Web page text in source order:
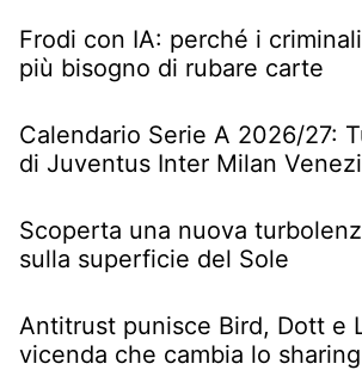
Frodi con IA: perché i
più bisogno di rubare carte
Calendario Serie A 2026/27:
di Juventus Inter Milan
Scoperta una nuova
sulla superficie del Sole
Antitrust punisce Bird, Dott e
vicenda che cambia lo sharing